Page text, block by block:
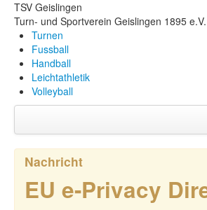
TSV Geislingen
Turn- und Sportverein Geislingen 1895 e.V.
Turnen
Fussball
Handball
Leichtathletik
Volleyball
Vorstandschaft
Termine
Nachricht
EU e-Privacy